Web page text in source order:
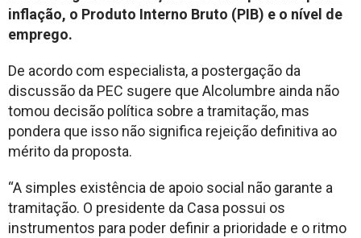
inflação, o Produto Interno Bruto (PIB) e o nível de
emprego.
De acordo com especialista, a postergação da
discussão da PEC sugere que Alcolumbre ainda não
tomou decisão política sobre a tramitação, mas
pondera que isso não significa rejeição definitiva ao
mérito da proposta.
“A simples existência de apoio social não garante a
tramitação. O presidente da Casa possui os
instrumentos para poder definir a prioridade e o ritmo